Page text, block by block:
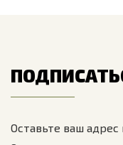
Оставьте ваш